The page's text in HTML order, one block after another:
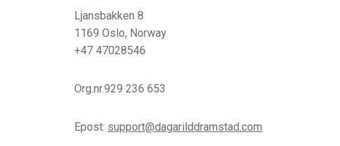
Ljansbakken 8
1169 Oslo, Norway
+47 47028546
Org.nr.929 236 653
Epost: support@dagarilddramstad.com